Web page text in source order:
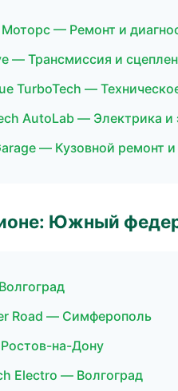
Моторс — Ремонт и
— Трансмиссия и
TurboTech —
AutoLab — Электрика и
— Кузовной ремонт и
Южный
Road — Симферополь
на-Дону
Electro — Волгоград